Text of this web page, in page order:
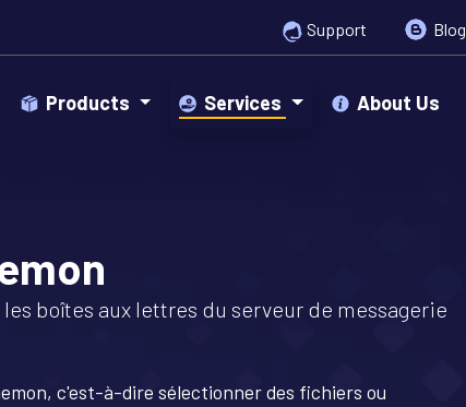
Support Blog
Products Services About Us
boîtes aux lettres du serveur de messagerie
c'est-à-dire sélectionner des fichiers ou